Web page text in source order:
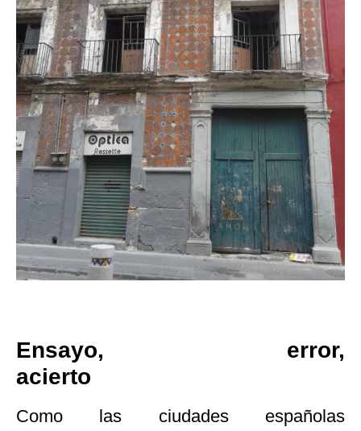
Ensayo, error,
acierto
Como las ciudades españolas